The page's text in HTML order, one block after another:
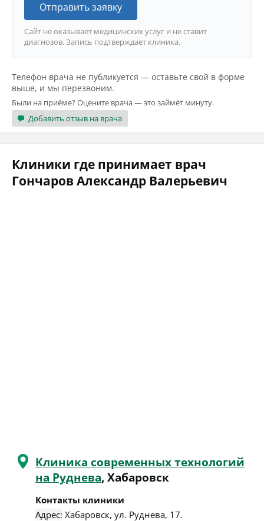
Отправить заявку
Сайт не оказывает медицинских услуг и не ставит
диагнозов. Запись подтверждает клиника.
Телефон врача не публикуется — оставьте свой в форме
выше, и мы перезвоним.
Были на приёме? Оцените врача — это займёт минуту.
Добавить отзыв на врача
Клиники где принимает врач
Гончаров Александр Валерьевич
Клиника современных технологий
на Руднева, Хабаровск
Контакты клиники
Адрес: Хабаровск, ул. Руднева, 17.